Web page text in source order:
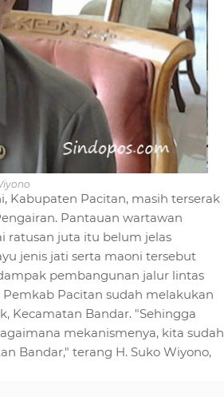
Kabupaten Pacitan, masih terserak
Pantauan wartawan
ratusan juta itu belum jelas
jenis jati serta maoni tersebut
pembangunan jalur lintas
Pacitan sudah melakukan
Kecamatan Bandar. "Sehingga
mekanismenya, kita sudah
Bandar," terang H. Suko Wiyono,